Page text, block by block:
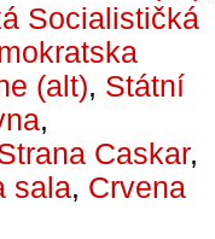
Socialističká
(alt), Státní
,
Caskar,
sala, Crvena